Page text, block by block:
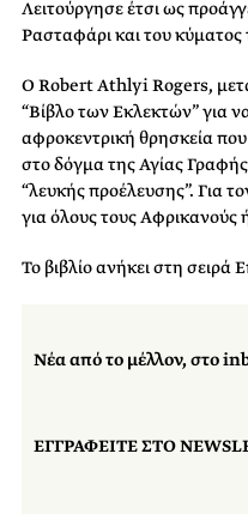
Λειτούργησε έτσι ως
Ρασταφάρι και του κύματος
Ο Robert Athlyi Rogers,
“Βίβλο των Εκλεκτών” για
αφροκεντρική θρησκεία που
στο δόγμα της Αγίας
“λευκής προέλευσης”. Για
για όλους τους Αφρικανούς
Το βιβλίο ανήκει στη σειρά
Νέα από το μέλλον, στο
ΕΓΓΡΑΦΕΙΤΕ ΣΤΟ